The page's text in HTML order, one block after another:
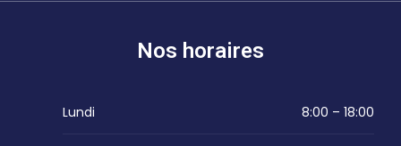
Nos horaires
Lundi 8:00 – 18:00